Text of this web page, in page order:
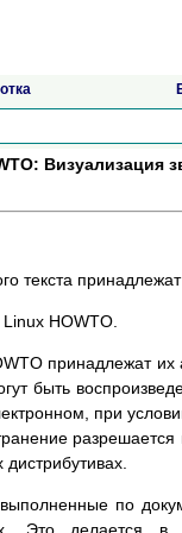
Визуализация
текста
HOWTO.
принадлежат
быть
при
по